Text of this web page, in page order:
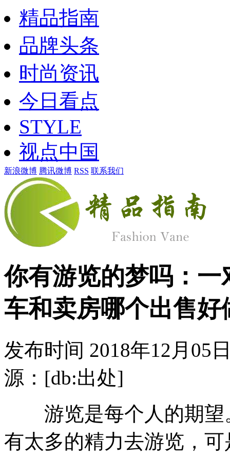
精品指南
品牌头条
时尚资讯
今日看点
STYLE
视点中国
新浪微博 腾讯微博 RSS 联系我们
你有游览的梦吗：
车和卖房哪个出售好
发布时间 2018年12月
源：[db:出处]
游览是每个人的期望
有太多的精力去游览，